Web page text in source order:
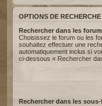
OPTIONS DE RECHERCHE
Rechercher dans les
Choisissez le forum ou les
souhaitez effectuer une
automatiquement inclus si
ci-dessous « Rechercher
Rechercher dans les